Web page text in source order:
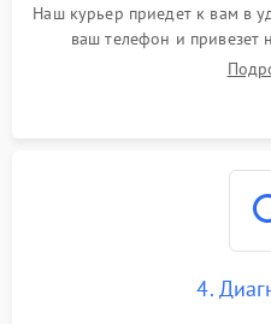
Наш курьер приедет к вам в
ваш телефон и привезет
4.